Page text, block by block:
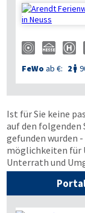
FeWo ab €: 2 
Ist für Sie keine
auf den folgenden
gefunden wurden
möglichkeiten für
Unterrath und